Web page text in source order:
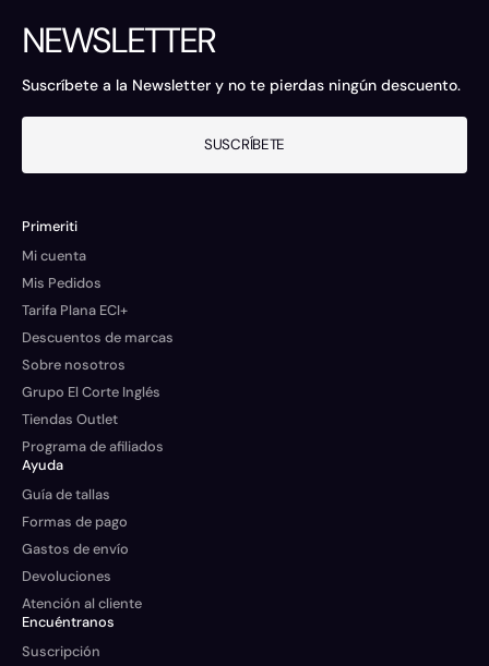
NEWSLETTER
Suscríbete a la Newsletter y no te pierdas ningún descuento.
SUSCRÍBETE
Primeriti
Mi cuenta
Mis Pedidos
Tarifa Plana ECI+
Descuentos de marcas
Sobre nosotros
Grupo El Corte Inglés
Tiendas Outlet
Programa de afiliados
Ayuda
Guía de tallas
Formas de pago
Gastos de envío
Devoluciones
Atención al cliente
Encuéntranos
Suscripción